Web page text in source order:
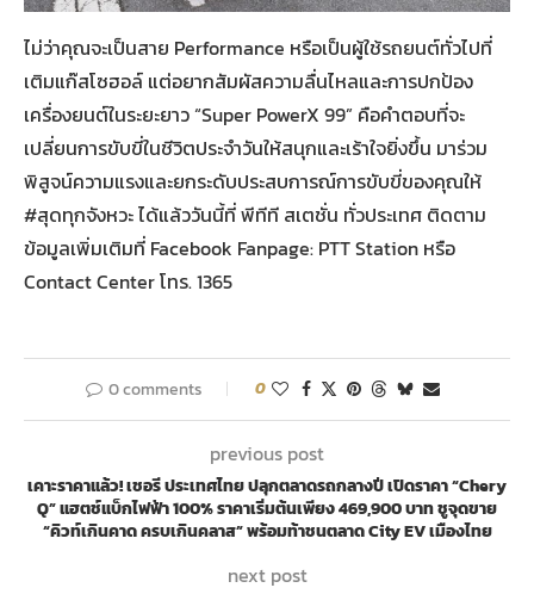
ไม่ว่าคุณจะเป็นสาย Performance หรือเป็นผู้ใช้รถยนต์ทั่วไปที่
เติมแก๊สโซฮอล์ แต่อยากสัมผัสความลื่นไหลและการปกป้อง
เครื่องยนต์ในระยะยาว “Super PowerX 99” คือคำตอบที่จะ
เปลี่ยนการขับขี่ในชีวิตประจำวันให้สนุกและเร้าใจยิ่งขึ้น มาร่วม
พิสูจน์ความแรงและยกระดับประสบการณ์การขับขี่ของคุณให้
#สุดทุกจังหวะ ได้แล้ววันนี้ที่ พีทีที สเตชั่น ทั่วประเทศ ติดตาม
ข้อมูลเพิ่มเติมที่ Facebook Fanpage: PTT Station หรือ
Contact Center โทร. 1365
0 comments 0
previous post
เคาะราคาแล้ว! เชอรี ประเทศไทย ปลุกตลาดรถกลางปี เปิดราคา “Chery
Q” แฮตช์แบ็กไฟฟ้า 100% ราคาเริ่มต้นเพียง 469,900 บาท ชูจุดขาย
“คิวท์เกินคาด ครบเกินคลาส” พร้อมท้าชนตลาด City EV เมืองไทย
next post